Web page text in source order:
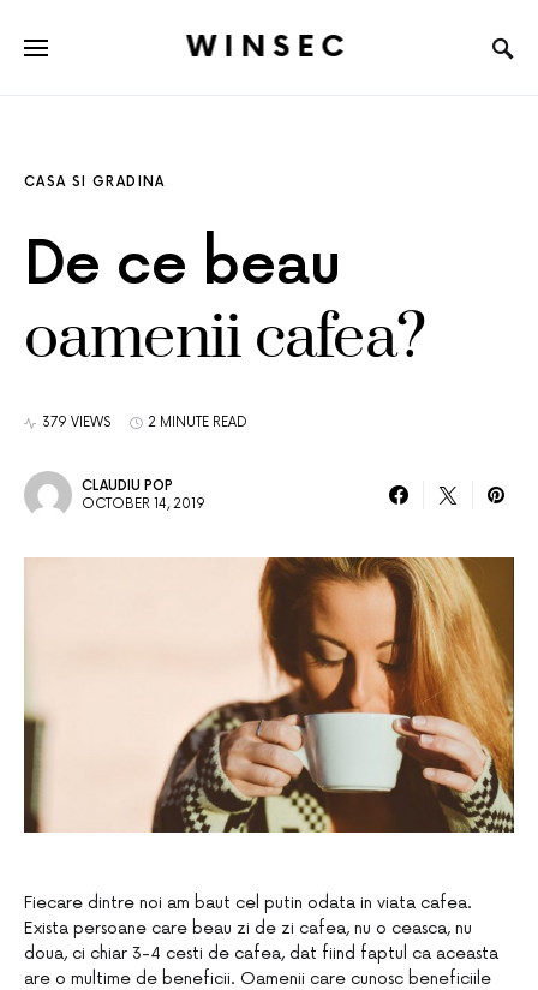
WINSEC
CASA SI GRADINA
De ce beau
oamenii cafea?
379 VIEWS 2 MINUTE READ
CLAUDIU POP
OCTOBER 14, 2019
Fiecare dintre noi am baut cel putin odata in viata cafea.
Exista persoane care beau zi de zi cafea, nu o ceasca, nu
doua, ci chiar 3-4 cesti de cafea, dat fiind faptul ca aceasta
are o multime de beneficii. Oamenii care cunosc beneficiile